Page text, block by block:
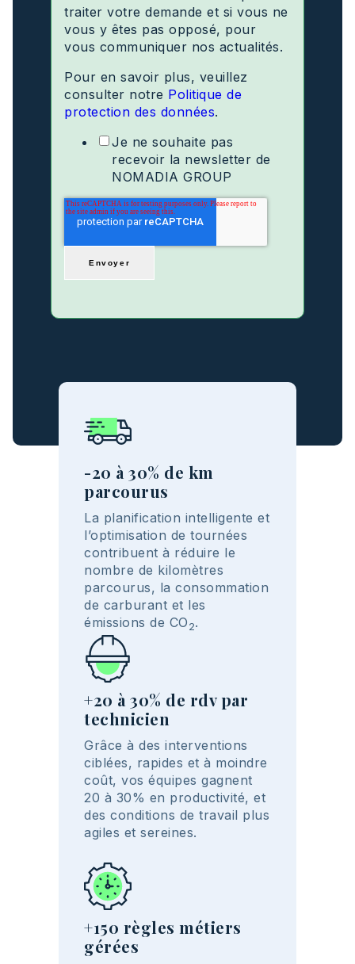
traiter votre demande et si vous ne
vous y êtes pas opposé, pour
vous communiquer nos actualités.
Pour en savoir plus, veuillez
consulter notre Politique de
protection des données.
Je ne souhaite pas
recevoir la newsletter de
NOMADIA GROUP
-20 à 30% de km
parcourus
La planification intelligente et
l’optimisation de tournées
contribuent à réduire le
nombre de kilomètres
parcourus, la consommation
de carburant et les
émissions de CO2.
+20 à 30% de rdv par
technicien
Grâce à des interventions
ciblées, rapides et à moindre
coût, vos équipes gagnent
20 à 30% en productivité, et
des conditions de travail plus
agiles et sereines.
+150 règles métiers
gérées